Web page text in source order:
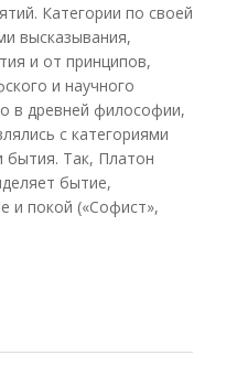
Категории по своей
высказывания,
и от принципов,
и научного
в древней философии,
с категориями
бытия. Так, Платон
бытие,
и покой («Софист»,